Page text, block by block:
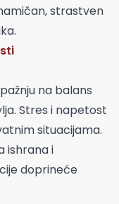
strastven
na balans
Stres i napetost
situacijama.
ishrana i
doprineće